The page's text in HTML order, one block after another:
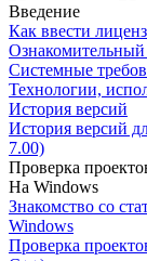
Введение
Как ввести
Системные
Технологии,
История версий
История версий
7.00)
Проверка
На Windows
Знакомство со
Windows
Проверка